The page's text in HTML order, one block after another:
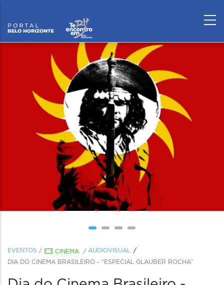
EVENTOS / CINEMA / AUDIOVISUAL
DIA DO CINEMA BRASILEIRO - “ESPECIAL GLAUBER ROCHA”